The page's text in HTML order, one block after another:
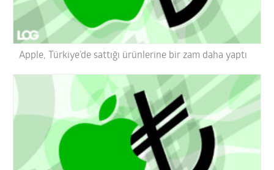
Apple, Türkiye’de sattığı ürünlerine bir zam daha yaptı